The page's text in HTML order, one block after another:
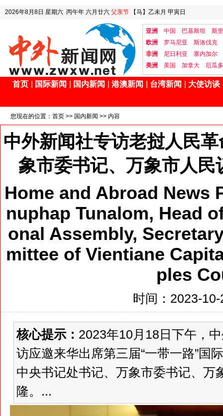
2026年8月8日 星期六 丙午年 六月廿六 父亲节 【马】乙未月 甲寅日
亚洲 中国 巴基斯坦
斯
欧洲
罗马尼亚
斯洛伐克
非洲
尼日利亚
塞内加尔
美洲
美国 加拿大 厄瓜
首页 国际新闻 国内新闻 港澳新闻 台湾新闻 大使访谈
您现在的位置： 首页 >> 国内新闻 >> 内容
中外新闻社专访老挝人民
象市委书记、万象市人民
Home and Abroad News
nuphap Tunalom, Head
onal Assembly,
mittee of Vientiane
ples
时间：2023-
核心提示： 2023年10月18日下午，
访应邀来华出席第三届“一带一路”国
中央书记处书记、万象市委书记、万
隆。...